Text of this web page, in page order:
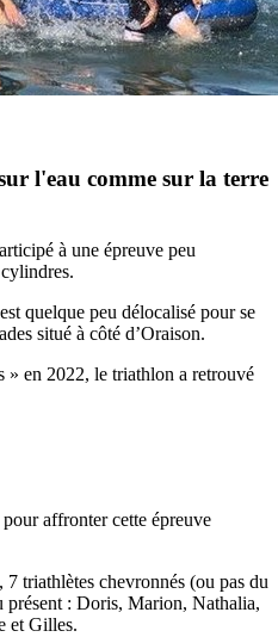
l'eau comme sur la terre
à une épreuve peu
quelque peu délocalisé pour se
situé à côté d’Oraison.
» en 2022, le triathlon a retrouvé
affronter cette épreuve
triathlètes chevronnés (ou pas du
: Doris, Marion, Nathalia,
et Gilles.